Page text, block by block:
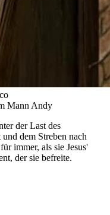
Mann Andy
der Last des
dem Streben nach
immer, als sie Jesus'
der sie befreite.